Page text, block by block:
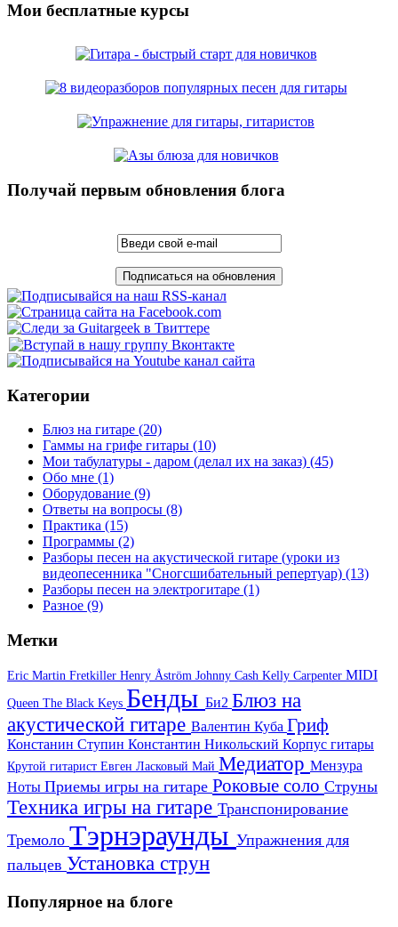
Мои бесплатные курсы
Получай первым обновления блога
Категории
Блюз на гитаре (20)
Гаммы на грифе гитары (10)
Мои табулатуры - даром (делал их на заказ) (45)
Обо мне (1)
Оборудование (9)
Ответы на вопросы (8)
Практика (15)
Программы (2)
Разборы песен на акустической гитаре (уроки из
видеопесенника "Сногсшибательный репертуар) (13)
Разборы песен на электрогитаре (1)
Разное (9)
Метки
Eric Martin Fretkiller Henry Åström Johnny Cash Kelly Carpenter MIDI
Queen The Black Keys Бенды Би2 Блюз на
акустической гитаре Валентин Куба Гриф
Констанин Ступин Константин Никольский Корпус гитары
Крутой гитарист Евген Ласковый Май Медиатор Мензура
Ноты Приемы игры на гитаре Роковые соло Струны
Техника игры на гитаре Транспонирование
Тремоло Тэрнэраунды Упражнения для
пальцев Установка струн
Популярное на блоге